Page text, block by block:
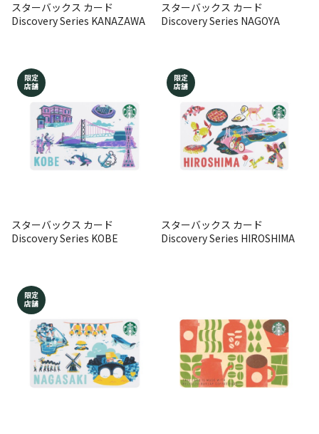
スターバックス カード
Discovery Series KANAZAWA
スターバックス カード
Discovery Series NAGOYA
限定
店舗
スターバックス カード
Discovery Series KOBE
限定
店舗
スターバックス カード
Discovery Series HIROSHIMA
限定
店舗